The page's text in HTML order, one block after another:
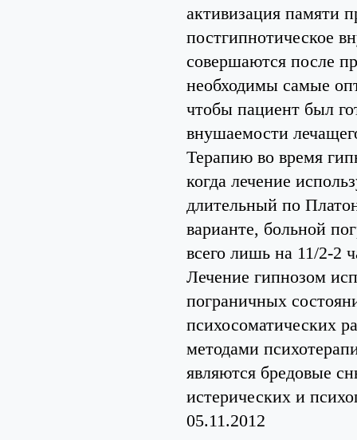
активизация памяти
постгипнотическое
совершаются после
необходимы самые
чтобы пациент был
внушаемости
Терапию во время
когда лечение
длительный по
варианте, больной
всего лишь на 11/2-2
Лечение гипнозом
пограничных
психосоматических
методами
являются бредовые
истерических и
05.11.2012